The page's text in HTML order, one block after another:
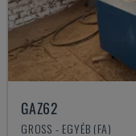
GAZ62
GROSS - EGYÉB (FA)